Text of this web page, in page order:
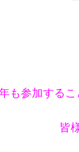
も参加する
皆